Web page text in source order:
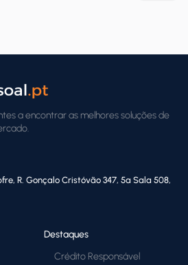
a encontrar as melhores soluções de
R. Gonçalo Cristóvão 347, 5ª Sala 508,
Destaques
Crédito Responsável